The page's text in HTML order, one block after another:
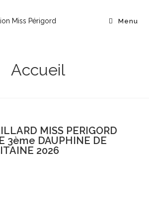
Menu
Accueil
MISS PERIGORD
3ème DAUPHINE DE
2026